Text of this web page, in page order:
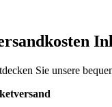
Sie unsere